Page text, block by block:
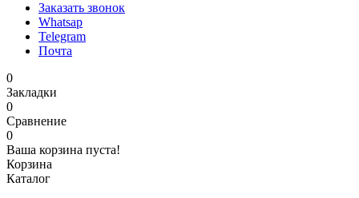
Заказать звонок
Whatsap
Telegram
Почта
0
Закладки
0
Сравнение
0
Ваша корзина пуста!
Корзина
Каталог